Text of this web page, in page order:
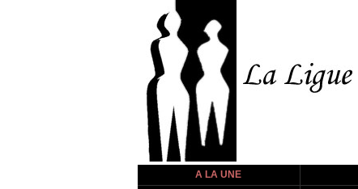
A LA UNE